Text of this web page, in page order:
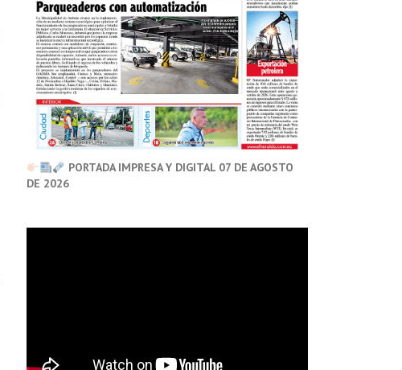
PORTADA IMPRESA Y DIGITAL 07 DE AGOSTO
DE 2026